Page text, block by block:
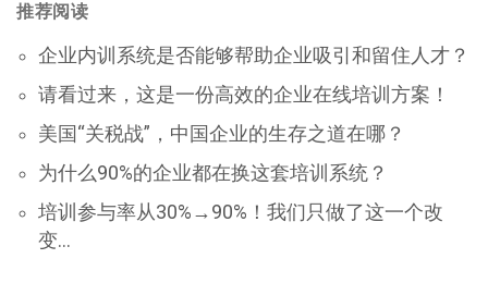
推荐阅读
企业内训系统是否能够帮助企业吸引和留住人才？
请看过来，这是一份高效的企业在线培训方案！
美国“关税战”，中国企业的生存之道在哪？
为什么90%的企业都在换这套培训系统？
培训参与率从30%→90%！我们只做了这一个改
变…